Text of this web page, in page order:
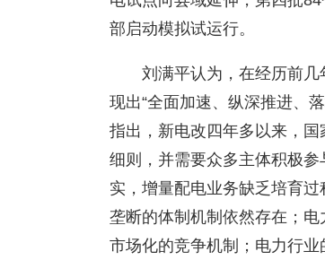
部启动模拟试运行。
刘满平认为，在经历前
现出“全面加速、纵深推进、
指出，新电改四年多以来，
细则，并需要众多主体积极
实，增量配电业务缺乏培育
垄断的体制机制依然存在；
市场化的竞争机制；电力行